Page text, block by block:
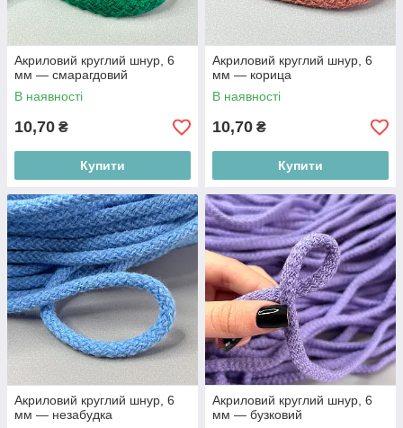
Акриловий круглий шнур, 6
мм — смарагдовий
В наявності
10,70 ₴
Купити
Акриловий круглий шнур, 6
мм — корица
В наявності
10,70 ₴
Купити
Акриловий круглий шнур, 6
мм — незабудка
Акриловий круглий шнур, 6
мм — бузковий